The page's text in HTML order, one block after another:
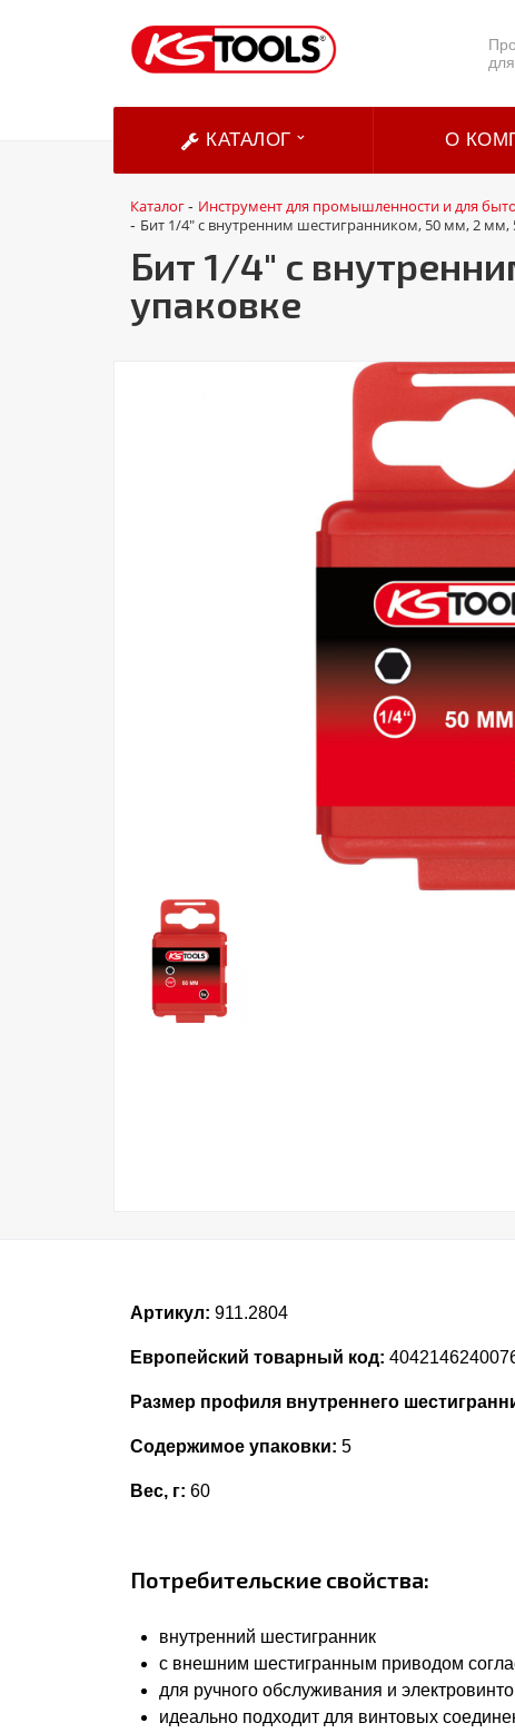
КАТАЛОГ О
Каталог- Инструмент для промышленности и для
- Бит 1/4" с внутренним шестигранником, 50 мм, 2 мм,
Бит 1/4" с
упаковке
Артикул: 911.2804
Европейский товарный код:
Размер профиля внутреннего
Содержимое упаковки: 5
Вес, г: 60
Потребительские свойства:
внутренний шестигранник
с внешним шестигранным приводом
для ручного обслуживания и
идеально подходит для винтовых